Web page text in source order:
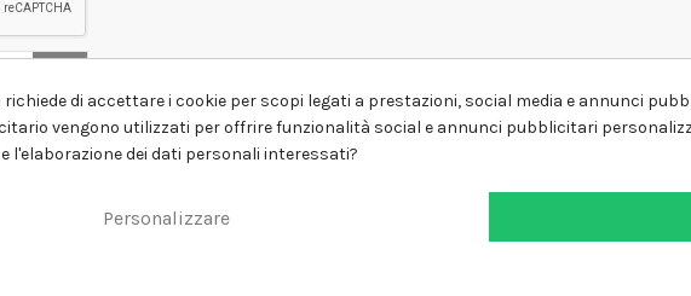
04979670652
richiede di accettare i cookie per scopi legati a prestazioni, social media e annunci
vengono utilizzati per offrire funzionalità social e annunci pubblicitari
l'elaborazione dei dati personali interessati?
Personalizzare